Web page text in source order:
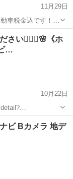
11月29日
車税金込です！
登録陸送別となり
さい💁🏻‍♀️🌸《ホ
…
10月22日
ビ Bカメラ 地デ